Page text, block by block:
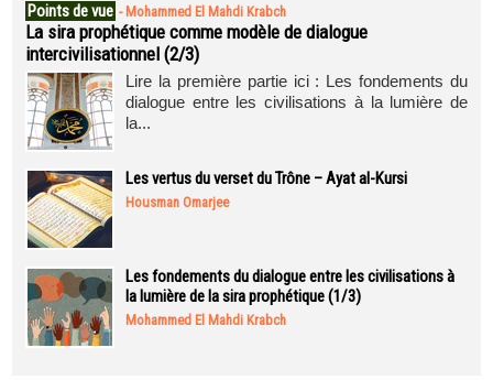
Points de vue - Mohammed El Mahdi Krabch
La sira prophétique comme modèle de dialogue
intercivilisationnel (2/3)
Lire la première partie ici : Les fondements du
dialogue entre les civilisations à la lumière de
la...
Les vertus du verset du Trône – Ayat al-Kursi
Housman Omarjee
Les fondements du dialogue entre les civilisations à
la lumière de la sira prophétique (1/3)
Mohammed El Mahdi Krabch